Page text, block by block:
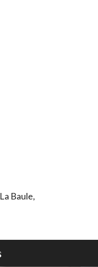
Baule,